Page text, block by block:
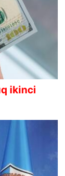
ikinci